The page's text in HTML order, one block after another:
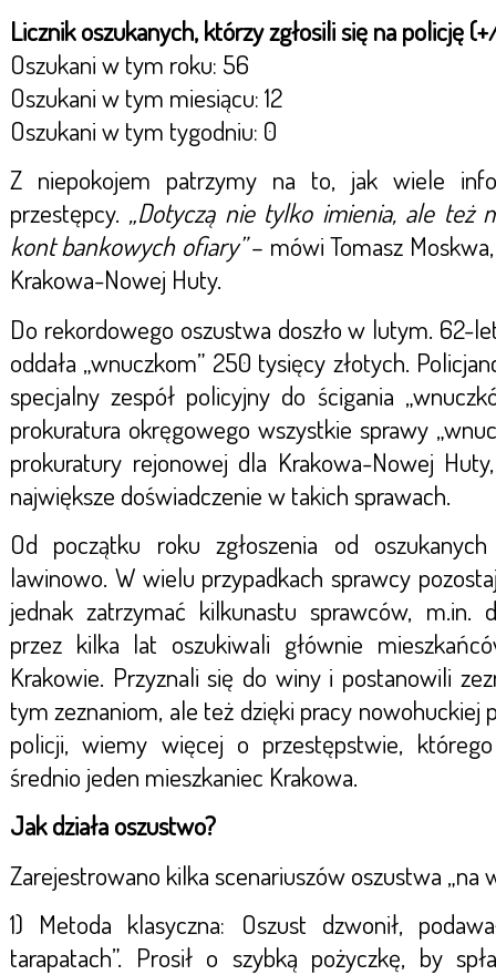
Licznik oszukanych, którzy zgłosili się na policję
Oszukani w tym roku: 56
Oszukani w tym miesiącu: 12
Oszukani w tym tygodniu: 0
Z niepokojem patrzymy na to, jak wiele
przestępcy. „Dotyczą nie tylko imienia, ale też
kont bankowych ofiary”– mówi Tomasz
Krakowa-Nowej Huty.
Do rekordowego oszustwa doszło w lutym. 62-
oddała „wnuczkom” 250 tysięcy złotych.
specjalny zespół policyjny do ścigania
prokuratura okręgowego wszystkie sprawy
prokuratury rejonowej dla Krakowa-Nowej
największe doświadczenie w takich sprawach.
Od początku roku zgłoszenia od
lawinowo. W wielu przypadkach sprawcy
jednak zatrzymać kilkunastu sprawców, m.in.
przez kilka lat oszukiwali głównie
Krakowie. Przyznali się do winy i postanowili
tym zeznaniom, ale też dzięki pracy nowohuckiej
policji, wiemy więcej o przestępstwie,
średnio jeden mieszkaniec Krakowa.
Jak działa oszustwo?
Zarejestrowano kilka scenariuszów oszustwa „na
1) Metoda klasyczna: Oszust dzwonił,
tarapatach”. Prosił o szybką pożyczkę, by